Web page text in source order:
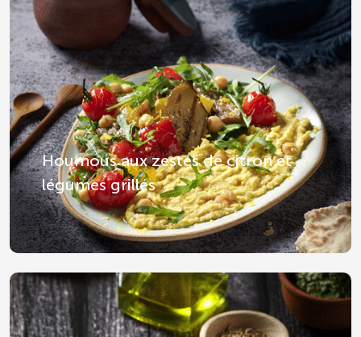
Houmous aux zestes de citron et
légumes grillés